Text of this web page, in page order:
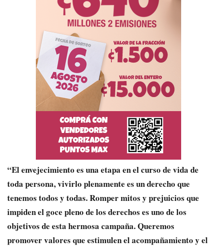
“El envejecimiento es una etapa en el curso de vida de
toda persona, vivirlo plenamente es un derecho que
tenemos todos y todas. Romper mitos y prejuicios que
impiden el goce pleno de los derechos es uno de los
objetivos de esta hermosa campaña. Queremos
promover valores que estimulen el acompañamiento y el